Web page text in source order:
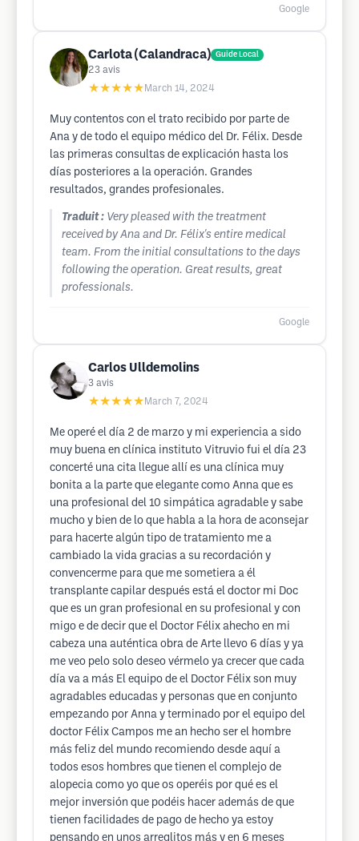
Google
Carlota (Calandraca) Guide Local
23 avis
★★★★★ March 14, 2024
Muy contentos con el trato recibido por parte de
Ana y de todo el equipo médico del Dr. Félix. Desde
las primeras consultas de explicación hasta los
días posteriores a la operación. Grandes
resultados, grandes profesionales.
Traduit : Very pleased with the treatment
received by Ana and Dr. Félix's entire medical
team. From the initial consultations to the days
following the operation. Great results, great
professionals.
Google
Carlos Ulldemolins
3 avis
★★★★★ March 7, 2024
Me operé el día 2 de marzo y mi experiencia a sido
muy buena en clínica instituto Vitruvio fui el día 23
concerté una cita llegue allí es una clínica muy
bonita a la parte que elegante como Anna que es
una profesional del 10 simpática agradable y sabe
mucho y bien de lo que habla a la hora de aconsejar
para hacerte algún tipo de tratamiento me a
cambiado la vida gracias a su recordación y
convencerme para que me sometiera a él
transplante capilar después está el doctor mi Doc
que es un gran profesional en su profesional y con
migo e de decir que el Doctor Félix ahecho en mi
cabeza una auténtica obra de Arte llevo 6 días y ya
me veo pelo solo deseo vérmelo ya crecer que cada
día va a más El equipo de el Doctor Félix son muy
agradables educadas y personas que en conjunto
empezando por Anna y terminado por el equipo del
doctor Félix Campos me an hecho ser el hombre
más feliz del mundo recomiendo desde aquí a
todos esos hombres que tienen el complejo de
alopecia como yo que os operéis por qué es el
mejor inversión que podéis hacer además de que
tienen facilidades de pago de hecho ya estoy
pensando en unos arreglitos más y en 6 meses